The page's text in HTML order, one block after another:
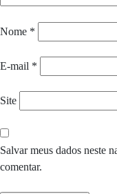
Nome *
E-mail *
Site
Salvar meus dados neste
comentar.